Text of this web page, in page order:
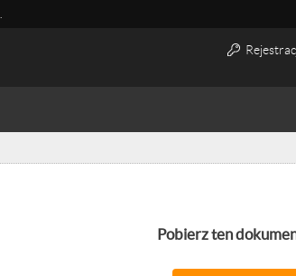
Pobierz ten